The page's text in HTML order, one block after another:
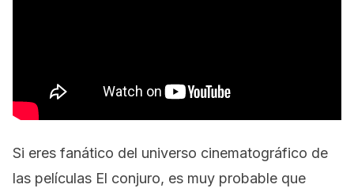
Si eres fanático del universo cinematográfico de
las películas El conjuro, es muy probable que